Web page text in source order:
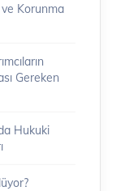
ve Korunma
Gereken
Hukuki